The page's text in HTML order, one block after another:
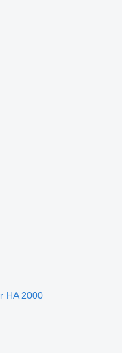
HA 2000